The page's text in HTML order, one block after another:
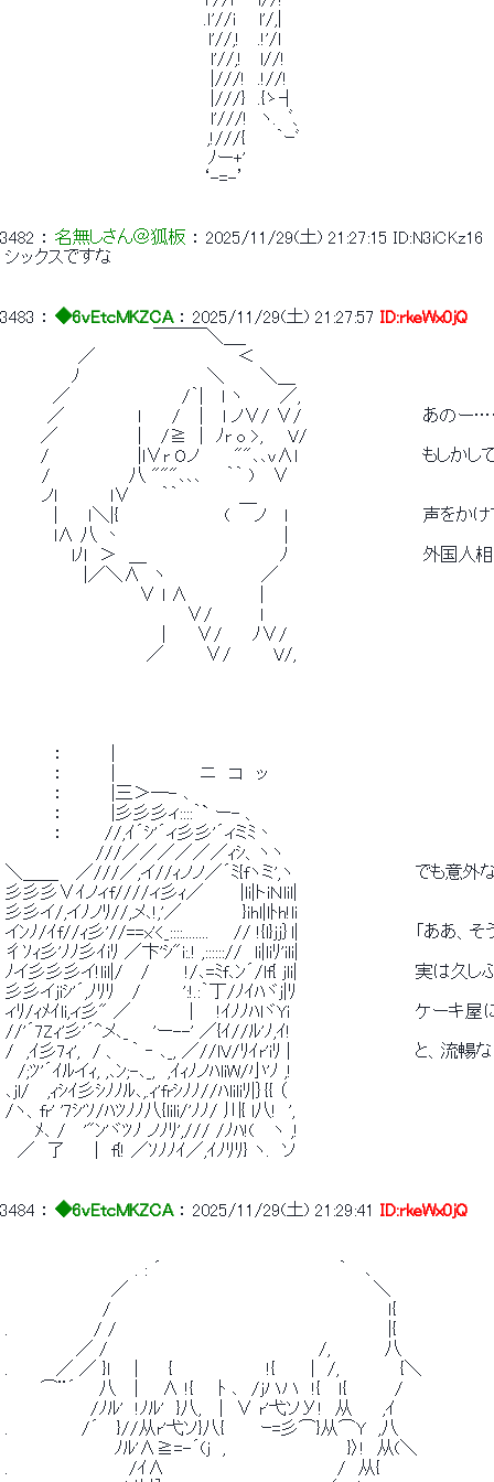
.ｌ'//i 　 l'/,|
l'//,!　 .!'/l
l'//,!　 l//!
|///!　.!//!
|///}　.{ゝ┤
l'///!　ヽ.　ﾞ、
,!///{　　 ｀ｰﾞ
ﾉー+'
‘-=-’
3482 ： 名無しさん＠狐板 ： 2025/11/29(土) 21:27:15 ID:N3iCKz16
シックスですな
3483 ： ◆6vEtcMKZCA ： 2025/11/29(土) 21:27:57 ID:rkeWx0jQ
￣￣￣＼＿_
／　　　　 　 　 　 　 　 ＜
ﾉ　　　　　　　　　　 ＼　 　 ＼＿
／ 　 　 　 　 　 　 /｀|　 l ヽ　　　／,
／　　　　　　ｌ　　 /　｜　l ノ∨/ ∨/　　　　　　　　　　あのー
／　　　　　　｜　/≧　|　ﾉr o >,　　V/
/　 　 　 　 　 |l∨r Oノ　 　 ""､､v∧l　　　　　　　 　 　 もしかし
/　　　　　　 八 """､､､　　｀｀ )　 ∨
ノl　 　 　 l∨　　 ｀｀　　　　　＿
|　　 ｌ＼|{　 　 　 　 　 　 (　　ノ　 l　　 　 　 　 　 　 　 声を
l∧ 八 丶　　　　　　　　　　　　　 |
lﾉl　＞　＿　　　　　　　　　　　ﾉ　　　　　　　　　　　 外国
|／＼∧　ヽ　　　 　 　 　 ／
∨ l ∧　　　　 　 |
∨/　　 　 l
|　　 ∨/　　 ﾉ∨/
／ 　 　 ∨/　　　 V/,
：　　　　|
：　　　　|　　　　　　　ニ　コ　ッ
：　　　　|三＞―- ､
：　　　　|彡彡彡ィ::::｀` ー- 、
：　　 　//,ｲ´ｼ'´ィ彡彡'´ィミﾐ丶
///／／／／／／ｨｼ、ヽヽ
＼＿＿　 ／///／,イ//ｨノノ／´ﾐ{fヽミ',ヽ　　　　　　　　　　でも
彡彡彡∨ｲノィf////ィ彡ｨ／　　　|li|トiＮlil|
彡彡イ/,イﾉノﾘ//,メ､!,'／　　　　　}ihl|lﾄh!li
イﾝﾉ/ｲf//ｨ彡'//==x'<_::::........　　// !{l}jj｝l|　　　　　　　　 　 「ああ、
彳ｿｨ彡'ﾉﾉ彡ｲiﾘ ／卞'ｼ"i:.! ,:::::://　li|liﾘ'ili|
ﾉイ彡彡彡イ!lil|/　 /　 　 !/､=ﾐf､ﾝ´/lf{ jli|　　 　 　 　 　 　 実は久
彡彡イjiｼ'´,ﾉﾘﾘ　 /　　　 ':!.:｀丁/ﾉｲﾊヾj|ﾘ
ィﾘ/ｨﾒｲli,ィ彡" ／ 　 　 　 | 　 !ｲﾉﾉﾊlヾYi　　　　　　　 　 　 ケー
//'´7Zｨ'彡'´^メ､_　　'ー--' ／{ｲ//ﾙ'ﾉ,ｲ!
/　,ｲ彡7ｨ',　/ 、　｀ ‐ ､_, ／//lV/ﾘｲr'iﾘ |　　　　 　 　 　 　 と、流
/;ﾂ'´ｲﾙイｨ, ,､ﾝ;-､_,　,ｲｨﾉノﾊliW/小'ﾉ ,!
､jl/　 ,ｨｼｲ彡ｼﾉﾉﾙ､,.ｨ'frｼﾉﾉ//ﾊliliﾘ|｝{{ （
/ヽ、fr' '7ｼ'ｿ/ﾊﾂﾉﾉ八{lili/'ﾉﾉ/ 川{ l八!　',
ﾒ､ /　 '"ﾝ'ヾﾂﾉ ノﾉﾘ',/// /ﾉﾊ!(　 ヽ ,!
／　了　　 |　f{! ／ｿﾉﾉｲ／,ｲﾉﾘﾘ} ヽ.　ソ
3484 ： ◆6vEtcMKZCA ： 2025/11/29(土) 21:29:41 ID:rkeWx0jQ
. : ´　 　 　 　 　 　 　 　 　 　 ｀　 ､
／　　　　　　　　　　　 　 　 　 　 　 　 ＼
/　　　　　　　　　　　　　　　　　　 　 　 　 ｌ{
.　　　　　　　/ /　　　　　　　　　　　　　　　　　　　 　 　 |{
／ /　　　　　　　　　　　　　　 　 　 /,　　　　 八
.　　 　 ／ ／ }ｌ 　 |　　 { 　 　 　 　 　 !{　 　 |　/,　　　　　{＼
⌒¨´ 　 八　 | 　 ∧ !{　　ﾄ ､　/ｊハハ　!{　 ｌ{　　 　 /
/ﾉﾙ'　!ﾉﾙ'　}八,　 |　∨ r'弋ソУ!　从　 　,ｲ　　　　　　　　　
.　　　　　　/´ 　}//从r'弋ソ}八{　　　ｰ=彡⌒}从⌒Y
ﾉﾙ'∧≧=-´(ｊ　,　　　　　　　　　　}〉!　从(＼　　　　　　　
.　　　　　　　　 　 /ｲ∧　　　　　 　 　 　 　 　 　 /